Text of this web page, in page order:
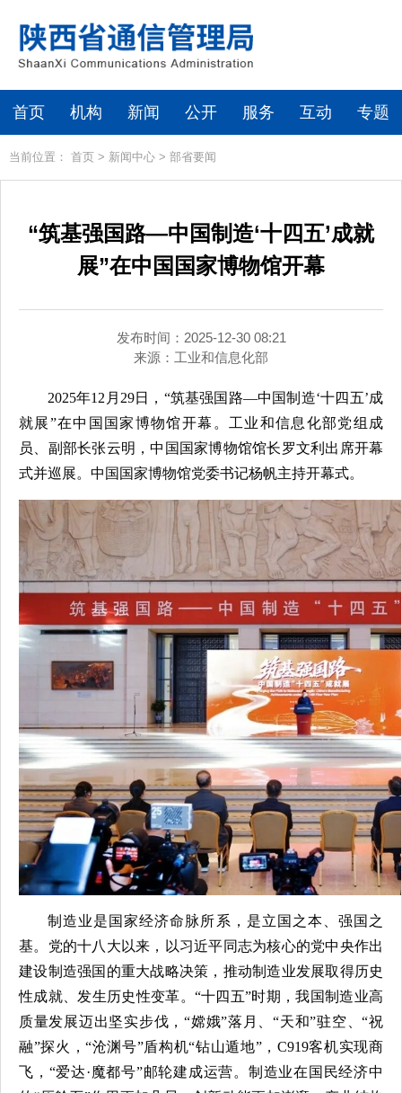
首页 机构 新闻 公开 服务 互动 专题
当前位置： 首页 > 新闻中心 > 部省要闻
“筑基强国路—中国制造‘十四五’成就
展”在中国国家博物馆开幕
发布时间：2025-12-30 08:21
来源： 工业和信息化部
2025年12月29日，“筑基强国路—中国制造‘十四五’成
就展”在中国国家博物馆开幕。工业和信息化部党组成
员、副部长张云明，中国国家博物馆馆长罗文利出席开幕
式并巡展。中国国家博物馆党委书记杨帆主持开幕式。
制造业是国家经济命脉所系，是立国之本、强国之
基。党的十八大以来，以习近平同志为核心的党中央作出
建设制造强国的重大战略决策，推动制造业发展取得历史
性成就、发生历史性变革。“十四五”时期，我国制造业高
质量发展迈出坚实步伐，“嫦娥”落月、“天和”驻空、“祝
融”探火，“沧渊号”盾构机“钻山遁地”，C919客机实现商
飞，“爱达·魔都号”邮轮建成运营。制造业在国民经济中